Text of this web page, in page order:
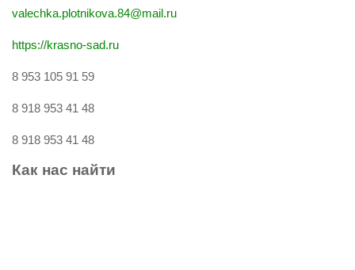
valechka.plotnikova.84@mail.ru
https://krasno-sad.ru
8 953 105 91 59
8 918 953 41 48
8 918 953 41 48
Как нас найти